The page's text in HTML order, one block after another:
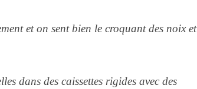
et on sent bien le croquant des noix et
dans des caissettes rigides avec des